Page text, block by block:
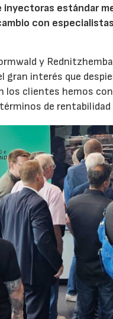
inyectoras estándar
con
y
interés que
clientes hemos
de rentabilidad